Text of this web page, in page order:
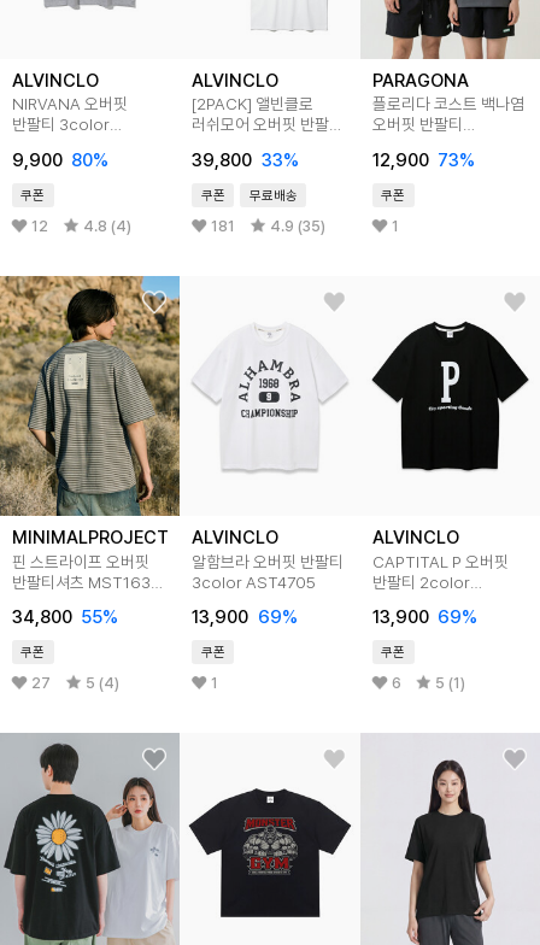
ALVINCLO
NIRVANA 오버핏
반팔티 3color
9,900 80%
쿠폰
12 4.8 (4)
ALVINCLO
[2PACK] 앨빈클로
러쉬모어 오버핏 반팔티
39,800 33%
쿠폰 무료배송
181 4.9 (35)
PARAGONA
플로리다 코스트 백나염
오버핏 반팔티
12,900 73%
쿠폰
1
MINIMALPROJECT
핀 스트라이프 오버핏
반팔티셔츠 MST163
34,800 55%
쿠폰
27 5 (4)
ALVINCLO
알함브라 오버핏 반팔티
3color AST4705
13,900 69%
쿠폰
1
ALVINCLO
CAPTITAL P 오버핏
반팔티 2color
13,900 69%
쿠폰
6 5 (1)